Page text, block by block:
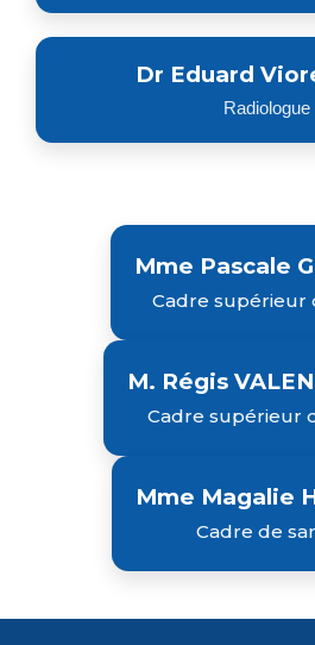
Dr Eduard
Radiologue
Mme Pascale
Cadre supérieur
M. Régis
Cadre supérieur
Mme Magalie
Cadre de